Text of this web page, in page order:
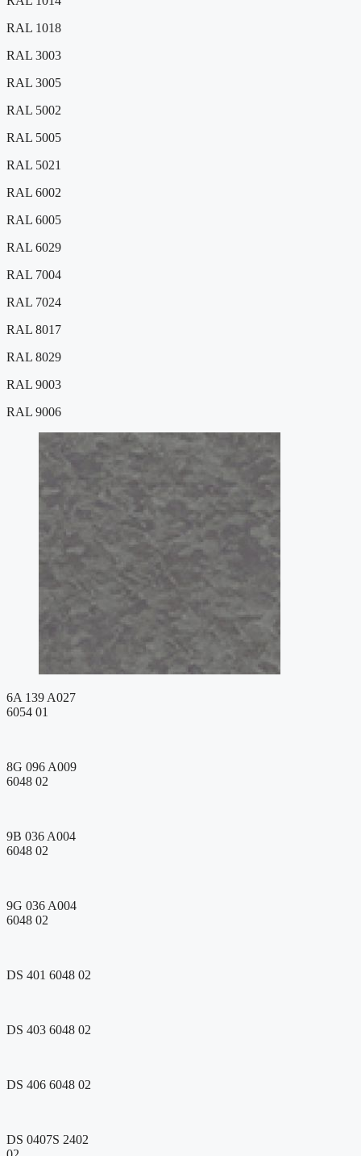
RAL 1018
RAL 3003
RAL 3005
RAL 5002
RAL 5005
RAL 5021
RAL 6002
RAL 6005
RAL 6029
RAL 7004
RAL 7024
RAL 8017
RAL 8029
RAL 9003
RAL 9006
6A 139 A027
6054 01
8G 096 A009
6048 02
9B 036 A004
6048 02
9G 036 A004
6048 02
DS 401 6048 02
DS 403 6048 02
DS 406 6048 02
DS 0407S 2402